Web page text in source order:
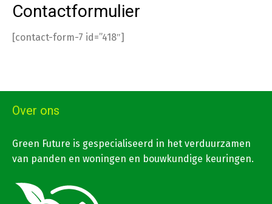
Contactformulier
[contact-form-7 id=”418″]
Over ons
Green Future is gespecialiseerd in het verduurzamen
van panden en woningen en bouwkundige keuringen.